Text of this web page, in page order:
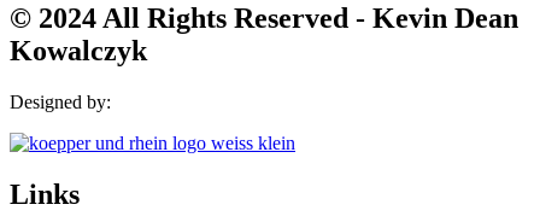
© 2024 All Rights Reserved - Kevin Dean
Kowalczyk
Designed by:
Links